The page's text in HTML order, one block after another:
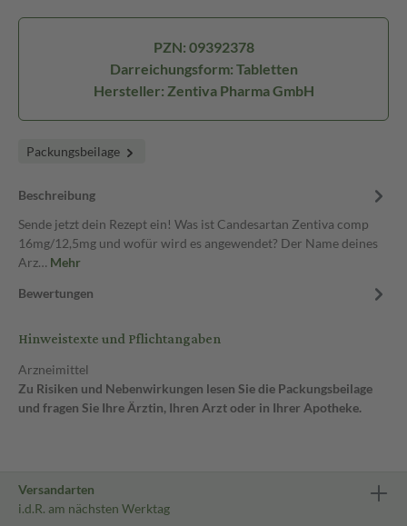
PZN: 09392378
Darreichungsform: Tabletten
Hersteller: Zentiva Pharma GmbH
Packungsbeilage
Beschreibung
Sende jetzt dein Rezept ein! Was ist Candesartan Zentiva comp
16mg/12,5mg und wofür wird es angewendet? Der Name deines
Arz… Mehr
Bewertungen
Hinweistexte und Pflichtangaben
Arzneimittel
Zu Risiken und Nebenwirkungen lesen Sie die Packungsbeilage
und fragen Sie Ihre Ärztin, Ihren Arzt oder in Ihrer Apotheke.
Versandarten
i.d.R. am nächsten Werktag